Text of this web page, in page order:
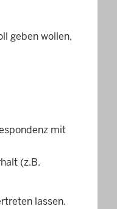
geben wollen,
mit
(z.B.
lassen.